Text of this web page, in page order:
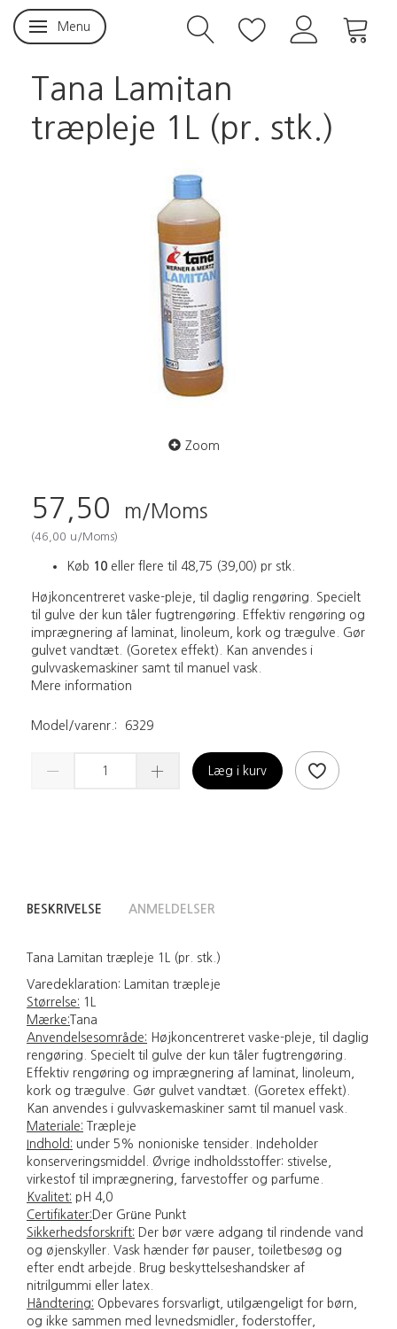
Skifte navigation
Menu
Tana Lamitan
træpleje 1L (pr. stk.)
Zoom
57,50 m/Moms
(46,00 u/Moms)
Køb 10 eller flere til 48,75 (39,00) pr stk.
Højkoncentreret vaske-pleje, til daglig rengøring. Specielt
til gulve der kun tåler fugtrengøring. Effektiv rengøring og
imprægnering af laminat, linoleum, kork og trægulve. Gør
gulvet vandtæt. (Goretex effekt). Kan anvendes i
gulvvaskemaskiner samt til manuel vask.
Mere information
Model/varenr.: 6329
Læg i kurv
BESKRIVELSE ANMELDELSER
Tana Lamitan træpleje 1L (pr. stk.)
Varedeklaration:
Lamitan træpleje
Størrelse: 1L
Mærke: Tana
Anvendelsesområde: Højkoncentreret vaske-pleje, til daglig
rengøring. Specielt til gulve der kun tåler fugtrengøring.
Effektiv rengøring og imprægnering af laminat, linoleum,
kork og trægulve. Gør gulvet vandtæt. (Goretex effekt).
Kan anvendes i gulvvaskemaskiner samt til manuel vask.
Materiale: Træpleje
Indhold: under 5% nonioniske tensider. Indeholder
konserveringsmiddel. Øvrige indholdsstoffer: stivelse,
virkestof til imprægnering, farvestoffer og parfume.
Kvalitet: pH 4,0
Certifikater: Der Grüne Punkt
Sikkerhedsforskrift: Der bør være adgang til rindende vand
og øjenskyller. Vask hænder før pauser, toiletbesøg og
efter endt arbejde. Brug beskyttelseshandsker af
nitrilgummi eller latex.
Håndtering: Opbevares forsvarligt, utilgængeligt for børn,
og ikke sammen med levnedsmidler, foderstoffer,